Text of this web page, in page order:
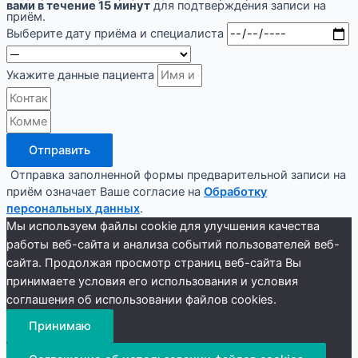
вами в течение 15 минут для подтверждения записи на
приём.
Выберите дату приёма и специалиста
Укажите данные пациента
Отправить
Отправка заполненной формы предварительной записи на
приём означает Ваше согласие на Обработку
персональных данных.
Мы используем файлы cookie для улучшения качества
работы веб-сайта и анализа событий пользователей веб-
сайта. Продолжая просмотр страниц веб-сайта Вы
принимаете условия его использования и условия
соглашения об использовании файлов cookies.
Принимаю